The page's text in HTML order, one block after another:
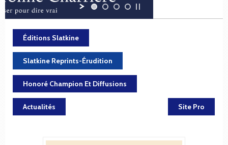
Éditions Slatkine
Slatkine Reprints-Érudition
Honoré Champion Et Diffusions
Actualités Site Pro